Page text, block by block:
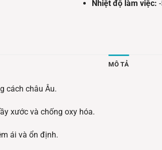
Nhiệt độ làm việc:
MÔ TẢ
cách châu Âu.
xước và chống oxy hóa.
ái và ổn định.